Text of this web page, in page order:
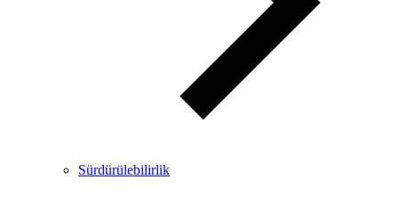
Sürdürülebilirlik